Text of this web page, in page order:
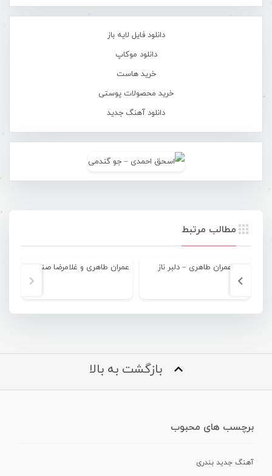
دانلود فایل لایه باز
دانلود موکاپ
خرید هاست
خرید محصولات پوستی
دانلود آهنگ جدید
مطالب مرتبط
عمران طاهری – دلبر ناز
بازگشت به بالا
برچسب های محبوب
آهنگ جدید بندری